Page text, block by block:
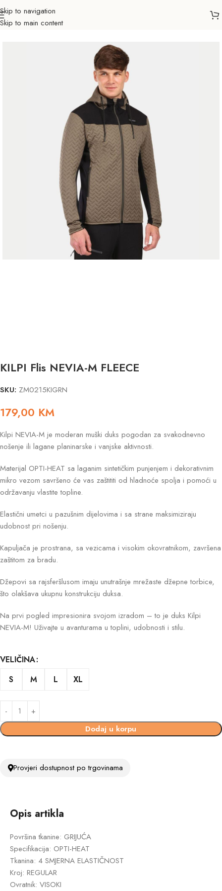
Skip to navigation
Skip to main content
Početna Outdoor
KILPI Flis NEVIA-M FLEECE
SKU: ZM0215KIGRN
179,00 KM
Kilpi NEVIA-M je moderan muški duks pogodan za svakodnevno
nošenje ili lagane planinarske i vanjske aktivnosti.
Materijal OPTI-HEAT sa laganim sintetičkim punjenjem i dekorativnim
mikro vezom savršeno će vas zaštititi od hladnoće spolja i pomoći u
održavanju vlastite topline.
Elastični umetci u pazušnim dijelovima i sa strane maksimiziraju
udobnost pri nošenju.
Kapuljača je prostrana, sa vezicama i visokim okovratnikom, završena
zaštitom za bradu.
Džepovi sa rajsferšlusom imaju unutrašnje mrežaste džepne torbice,
što olakšava ukupnu konstrukciju duksa.
Na prvi pogled impresionira svojom izradom – to je duks Kilpi
NEVIA-M! Uživajte u avanturama u toplini, udobnosti i stilu.
VELIČINA
S
M L XL
Dodaj u korpu
Provjeri dostupnost po trgovinama
Opis artikla
Površina tkanine: GRIJUĆA
Specifikacija: OPTI-HEAT
Tkanina: 4 SMJERNA ELASTIČNOST
Kroj: REGULAR
Ovratnik: VISOKI